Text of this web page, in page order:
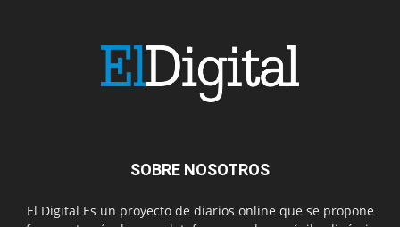
SOBRE NOSOTROS
El Digital Es un proyecto de diarios online que se propone